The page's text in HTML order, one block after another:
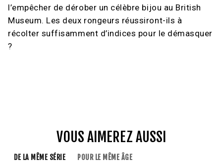
l’empêcher de dérober un célèbre bijou au British
Museum. Les deux rongeurs réussiront-ils à
récolter suffisamment d’indices pour le démasquer
?
VOUS AIMEREZ AUSSI
DE LA MÊME SÉRIE POUR LE MÊME ÂGE